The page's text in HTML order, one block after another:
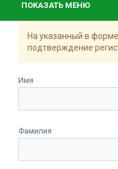
ПОКАЗАТЬ МЕНЮ
На указанный в
подтверждение
Имя
Фамилия